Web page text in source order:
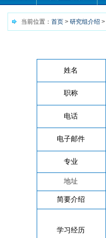
当前位置： 首页 > 研究组介绍 >
姓名
职称
电话
电子邮件
专业
地址
简要介绍
学习经历